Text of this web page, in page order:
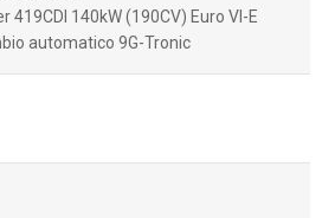
419CDI 140kW (190CV) Euro VI-E
automatico 9G-Tronic